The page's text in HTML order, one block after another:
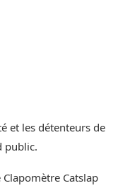
et les détenteurs de
public.
Catslap